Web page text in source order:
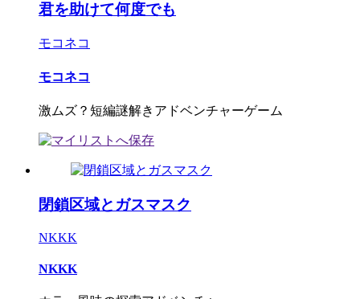
君を助けて何度でも
モコネコ
モコネコ
激ムズ？短編謎解きアドベンチャーゲーム
閉鎖区域とガスマスク
NKKK
NKKK